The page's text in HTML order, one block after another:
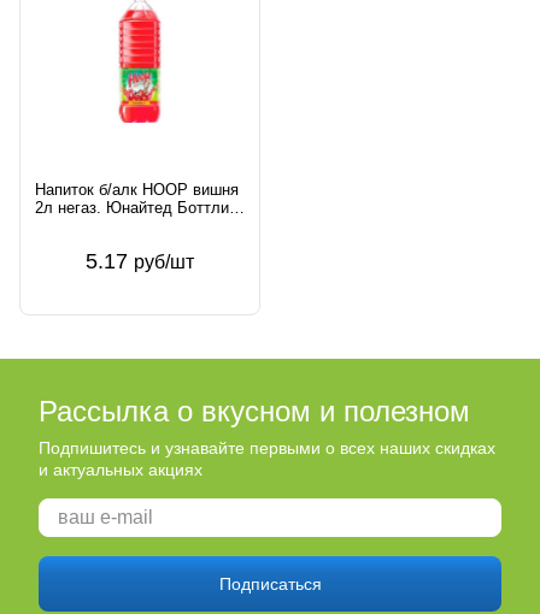
Напиток б/алк HOOP вишня
2л негаз. Юнайтед Боттлинг
5.17 руб/шт
Рассылка о вкусном и полезном
Подпишитесь и узнавайте первыми о всех наших скидках
и актуальных акциях
Подписаться